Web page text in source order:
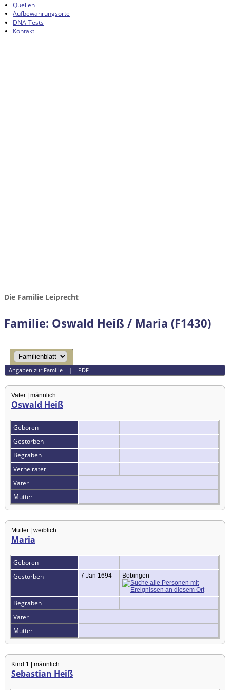
Quellen
Aufbewahrungsorte
DNA-Tests
Kontakt
Die Familie Leiprecht
Familie: Oswald Heiß / Maria (F1430)
Angaben zur Familie| PDF
Vater | männlich
Oswald Heiß
Geboren
Gestorben
Begraben
Verheiratet
Vater
Mutter
Mutter | weiblich
Maria
Geboren
Gestorben
7 Jan 1694 Bobingen
Begraben
Vater
Mutter
Kind 1 | männlich
Sebastian Heiß